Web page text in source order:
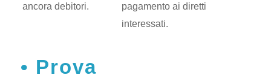
ancora debitori.
pagamento ai diretti
interessati.
Prova